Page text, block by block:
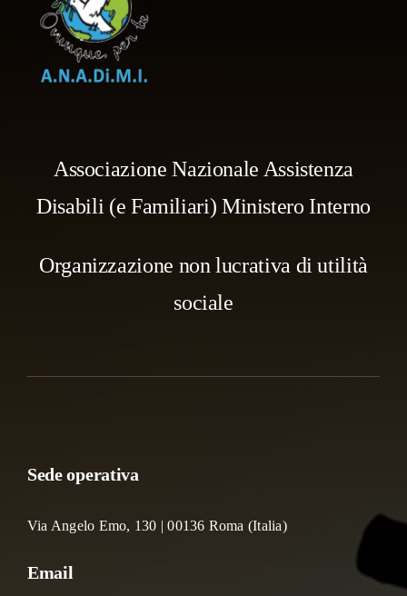
Associazione Nazionale Assistenza
Disabili (e Familiari) Ministero Interno
Organizzazione non lucrativa di utilità
sociale
Sede operativa
Via Angelo Emo, 130 | 00136 Roma (Italia)
Email